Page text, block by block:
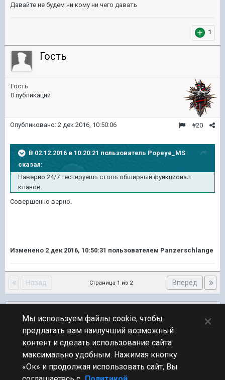
Давайте не будем ни кому ни чего давать
1
Гость
Гость
0 публикаций
#20
Опубликовано: 2 дек 2016, 10:50:06
В 02.12.2016 в 10:20:21 пользователь Popeye_MS
сказал:
Наверно 24/7 тестируешь столь обширный функционал
кланов.
Совершенно верно.
Изменено 2 дек 2016, 10:50:31 пользователем Panzerschlange
Назад Вперёд
Страница 1 из 2
ПЕРЕЙТИ К СПИСКУ ТЕМ
Обсуждение Мира Кораблей
Мы используем файлы cookie, чтобы
предлагать вам наилучший возможный
контент и сделать использование сайта
максимально удобным. Нажимая кнопку
«Ок» и продолжая использовать сайт, Вы
×